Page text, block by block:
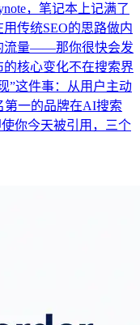
，笔记本上记满了
传统SEO的思路做内
流量——那你很快会发
核心变化不在搜索界
”这件事：从用户主动
一的品牌在AI搜索
你今天被引用，三个